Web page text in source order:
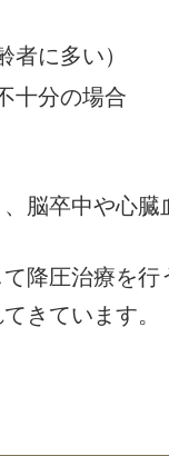
者に多い）
十分の場合
脳卒中や心臓
降圧治療を
きています。